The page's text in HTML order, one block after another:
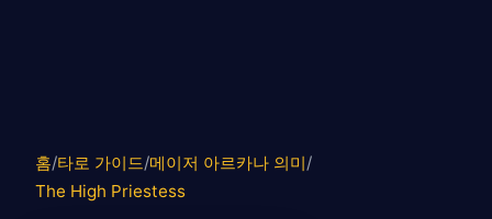
홈/타로 가이드/메이저 아르카나 의미/
The High Priestess